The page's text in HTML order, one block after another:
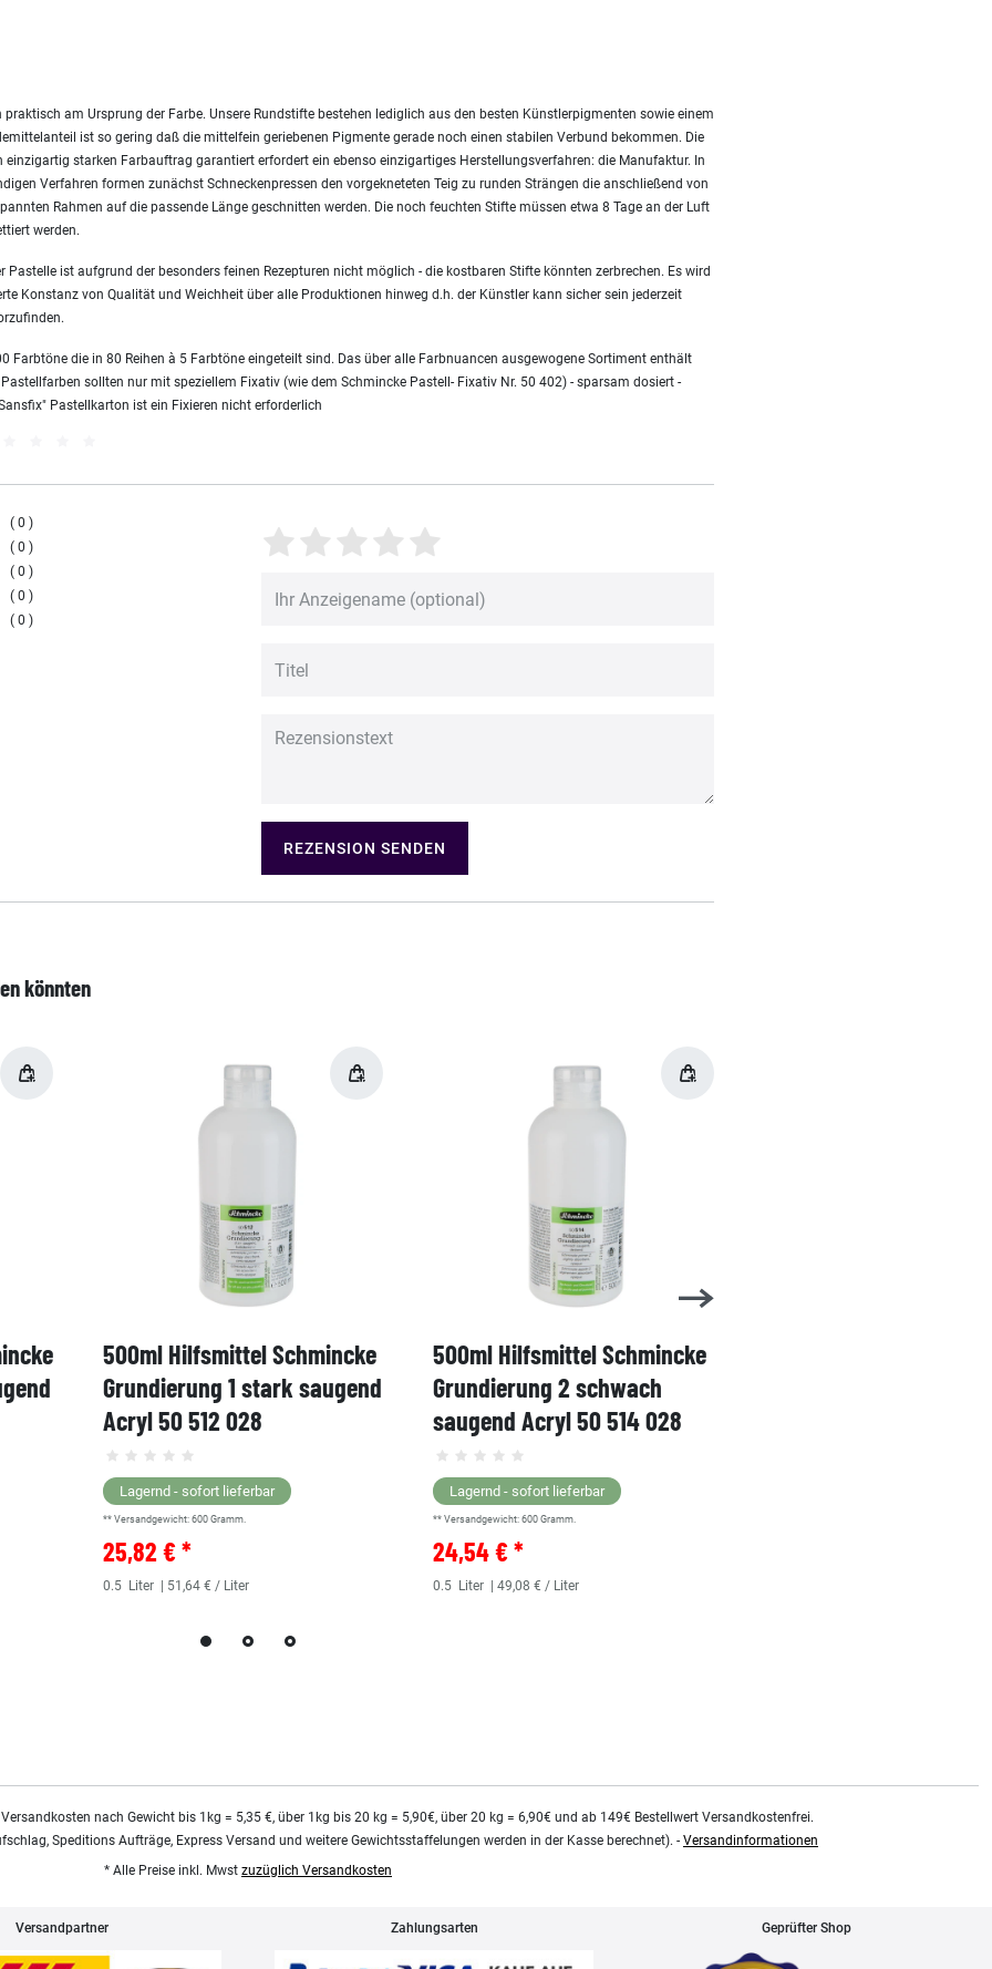
am Ursprung der Farbe. Unsere Rundstifte bestehen lediglich aus den besten Künstlerpigmenten sowie einem
ist so gering daß die mittelfein geriebenen Pigmente gerade noch einen stabilen Verbund bekommen. Die
einzigartig starken Farbauftrag garantiert erfordert ein ebenso einzigartiges Herstellungsverfahren: die Manufaktur. In
Verfahren formen zunächst Schneckenpressen den vorgekneteten Teig zu runden Strängen die anschließend von
Rahmen auf die passende Länge geschnitten werden. Die noch feuchten Stifte müssen etwa 8 Tage an der Luft
werden.
Pastelle ist aufgrund der besonders feinen Rezepturen nicht möglich - die kostbaren Stifte könnten zerbrechen. Es wird
Konstanz von Qualität und Weichheit über alle Produktionen hinweg d.h. der Künstler kann sicher sein jederzeit
Farbtöne die in 80 Reihen à 5 Farbtöne eingeteilt sind. Das über alle Farbnuancen ausgewogene Sortiment enthält
sollten nur mit speziellem Fixativ (wie dem Schmincke Pastell- Fixativ Nr. 50 402) - sparsam dosiert -
Pastellkarton ist ein Fixieren nicht erforderlich
0
0
0
0
0
REZENSION SENDEN
könnten
500ml Hilfsmittel Schmincke
Grundierung 1 stark saugend
Acryl 50 512 028
Lagernd - sofort lieferbar
** Versandgewicht: 600 Gramm.
25,82 € *
0.5 Liter | 51,64 € / Liter
500ml Hilfsmittel Schmincke
Grundierung 2 schwach
saugend Acryl 50 514 028
Lagernd - sofort lieferbar
** Versandgewicht:600 Gramm.
24,54 € *
0.5 Liter | 49,08 € / Liter
nach Gewicht bis 1kg = 5,35 €, über 1kg bis 20 kg = 5,90€, über 20 kg = 6,90€ und ab 149€ Bestellwert Versandkostenfrei.
Speditions Aufträge, Express Versand und weitere Gewichtsstaffelungen werden in der Kasse berechnet). - Versandinformationen
* Alle Preise inkl. Mwst zuzüglich Versandkosten
Versandpartner Zahlungsarten Geprüfter Shop